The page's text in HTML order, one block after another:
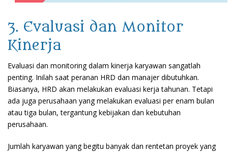
3. Evaluasi dan Monitor
Kinerja
Evaluasi dan monitoring dalam kinerja karyawan sangatlah
penting. Inilah saat peranan HRD dan manajer dibutuhkan.
Biasanya, HRD akan melakukan evaluasi kerja tahunan. Tetapi
ada juga perusahaan yang melakukan evaluasi per enam bulan
atau tiga bulan, tergantung kebijakan dan kebutuhan
perusahaan.
Jumlah karyawan yang begitu banyak dan rentetan proyek yang